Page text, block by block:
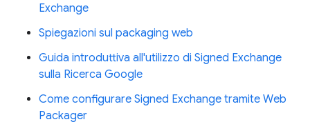
Exchange
Spiegazioni sul packaging web
Guida introduttiva all'utilizzo di Signed Exchange
sulla Ricerca Google
Come configurare Signed Exchange tramite Web
Packager